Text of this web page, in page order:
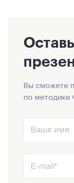
Вы сможете
по методике